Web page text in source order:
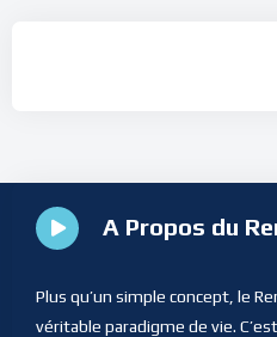
A Propos du
Plus qu’un simple concept, le
véritable paradigme de vie.